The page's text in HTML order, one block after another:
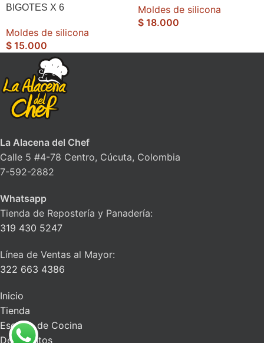
BIGOTES X 6
Moldes de silicona
$ 15.000
Moldes de silicona
$ 18.000
La Alacena del Chef
Calle 5 #4-78 Centro, Cúcuta, Colombia
7-592-2882
Whatsapp
Tienda de Repostería y Panadería:
319 430 5247
Línea de Ventas al Mayor:
322 663 4386
Inicio
Tienda
Escuela de Cocina
Descuentos